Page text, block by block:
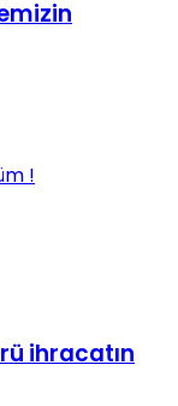
!
ihracatın